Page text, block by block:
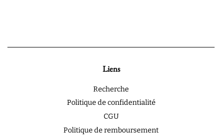
Liens
Recherche
Politique de confidentialité
CGU
Politique de remboursement